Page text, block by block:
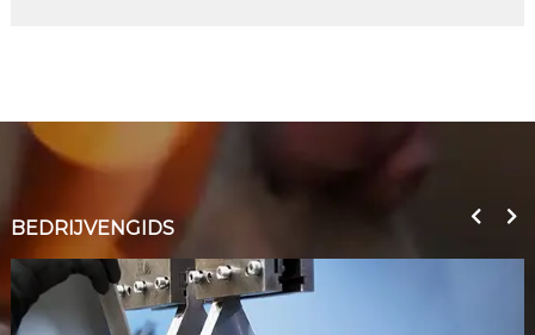
BEDRIJVENGIDS